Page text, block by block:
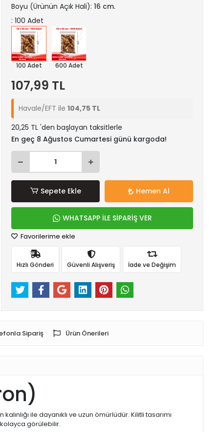
Boyu (Ürünün Açık Hali):16 cm.
: 100 Adet
100 Adet 600 Adet
107,99 TL
Havale/EFT ile104,75 TL
20,25 TL 'den başlayan taksitlerle
En geç 8 Ağustos Cumartesi günü kargoda!
Sepete Ekle Hemen Al
WHATSAPP İLE SİPARİŞ VER
Favorilerime ekle
Hızlı Gönderi Güvenli Alışveriş İade ve Değişim
Sipariş Ürün Önerileri
ile dayanıklı ve uzun ömürlüdür. Kilitli tasarımı
görülebilir.